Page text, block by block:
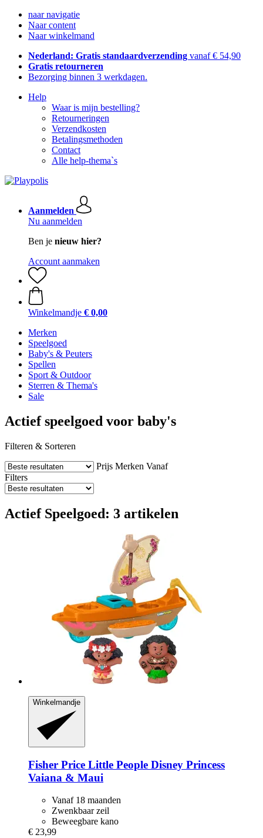
naar navigatie
Naar content
Naar winkelmand
Nederland: Gratis standaardverzending vanaf € 54,90
Gratis retourneren
Bezorging binnen 3 werkdagen.
Help
Waar is mijn bestelling?
Retourneringen
Verzendkosten
Betalingsmethoden
Contact
Alle help-thema`s
Aanmelden
Nu aanmelden
Ben je nieuw hier?
Account aanmaken
Winkelmandje € 0,00
Merken
Speelgoed
Baby's & Peuters
Spellen
Sport & Outdoor
Sterren & Thema's
Sale
Actief speelgoed voor baby's
Filteren & Sorteren
Prijs Merken Vanaf
Filters
Actief Speelgoed: 3 artikelen
Winkelmandje
Fisher Price Little People Disney Princess
Vaiana & Maui
Vanaf 18 maanden
Zwenkbaar zeil
Beweegbare kano
€ 23,99